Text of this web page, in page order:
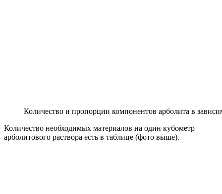
Количество и пропорции компонентов арболита в
Количество необходимых материалов на один кубометр
арболитового раствора есть в таблице (фото выше).